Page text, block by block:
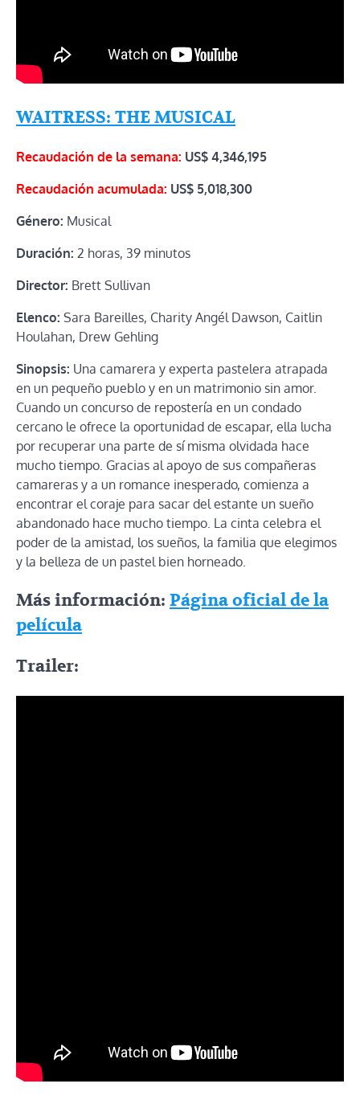
WAITRESS: THE MUSICAL
Recaudación de la semana: US$ 4,346,195
Recaudación acumulada: US$ 5,018,300
Género: Musical
Duración: 2 horas, 39 minutos
Director: Brett Sullivan
Elenco: Sara Bareilles, Charity Angél Dawson, Caitlin
Houlahan, Drew Gehling
Sinopsis: Una camarera y experta pastelera atrapada
en un pequeño pueblo y en un matrimonio sin amor.
Cuando un concurso de repostería en un condado
cercano le ofrece la oportunidad de escapar, ella lucha
por recuperar una parte de sí misma olvidada hace
mucho tiempo. Gracias al apoyo de sus compañeras
camareras y a un romance inesperado, comienza a
encontrar el coraje para sacar del estante un sueño
abandonado hace mucho tiempo. La cinta celebra el
poder de la amistad, los sueños, la familia que elegimos
y la belleza de un pastel bien horneado.
Más información: Página oficial de la
película
Trailer: